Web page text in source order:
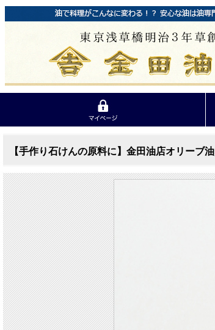
【手作り石けんの原料に】金田油店オリーブ